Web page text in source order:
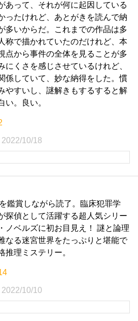
あって、それが何に起因している
ったけれど、あとがきを読んで納
多いからだ。これまでの作品は多
称で描かれていたのだけれど、本
点から事件の全体を見ることが多
にくさを感じさせているけれど、
係していて、妙な納得をした。慣
やすいし、謎解きもするすると解
い。良い。
2022/10/18
鑑賞しながら読了。臨床犯罪学
探偵として活躍する超人気シリー
ノベルズに初お目見え！ 謎と論理
なる迷宮世界をたっぷりと堪能で
推理ミステリー。
2022/10/10